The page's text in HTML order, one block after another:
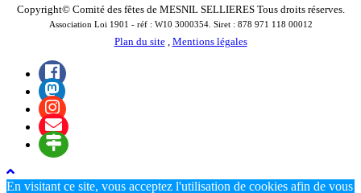
Copyright© Comité des fêtes de MESNIL SELLIERES Tous droits réserves.
Association Loi 1901 - réf : W10 3000354. Siret : 878 971 118 00012
Plan du site, Mentions légales
En visitant ce site, vous acceptez l'utilisation de cookies afin de vous